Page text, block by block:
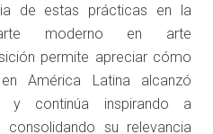
de estas prácticas en la
moderno en arte
permite apreciar cómo
América Latina alcanzó
y continúa inspirando a
consolidando su relevancia